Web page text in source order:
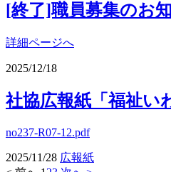
[終了]職員募集のお
詳細ページへ
2025/12/18
社協広報紙「福祉い
no237-R07-12.pdf
2025/11/28 広報紙